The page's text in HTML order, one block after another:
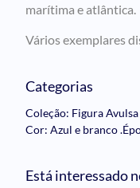
marítima e atlântica.
Vários exemplares
Categorias
Coleção: Figura Avulsa
Cor: Azul e branco.
Está interessado